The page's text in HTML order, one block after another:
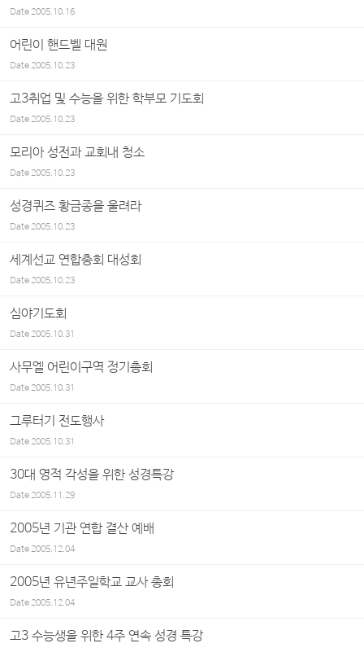
Date2005.10.16
어린이 핸드벨 대원
Date2005.10.23
고3취업 및 수능을 위한 학부모 기도회
Date2005.10.23
모리아 성전과 교회내 청소
Date2005.10.23
성경퀴즈 황금종을 울려라
Date2005.10.23
세계선교 연합총회 대성회
Date2005.10.23
심야기도회
Date2005.10.31
사무엘 어린이구역 정기총회
Date2005.10.31
그루터기 전도행사
Date2005.10.31
30대 영적 각성을 위한 성경특강
Date2005.11.29
2005년 기관 연합 결산 예배
Date2005.12.04
2005년 유년주일학교 교사 총회
Date2005.12.04
고3 수능생을 위한 4주 연속 성경 특강